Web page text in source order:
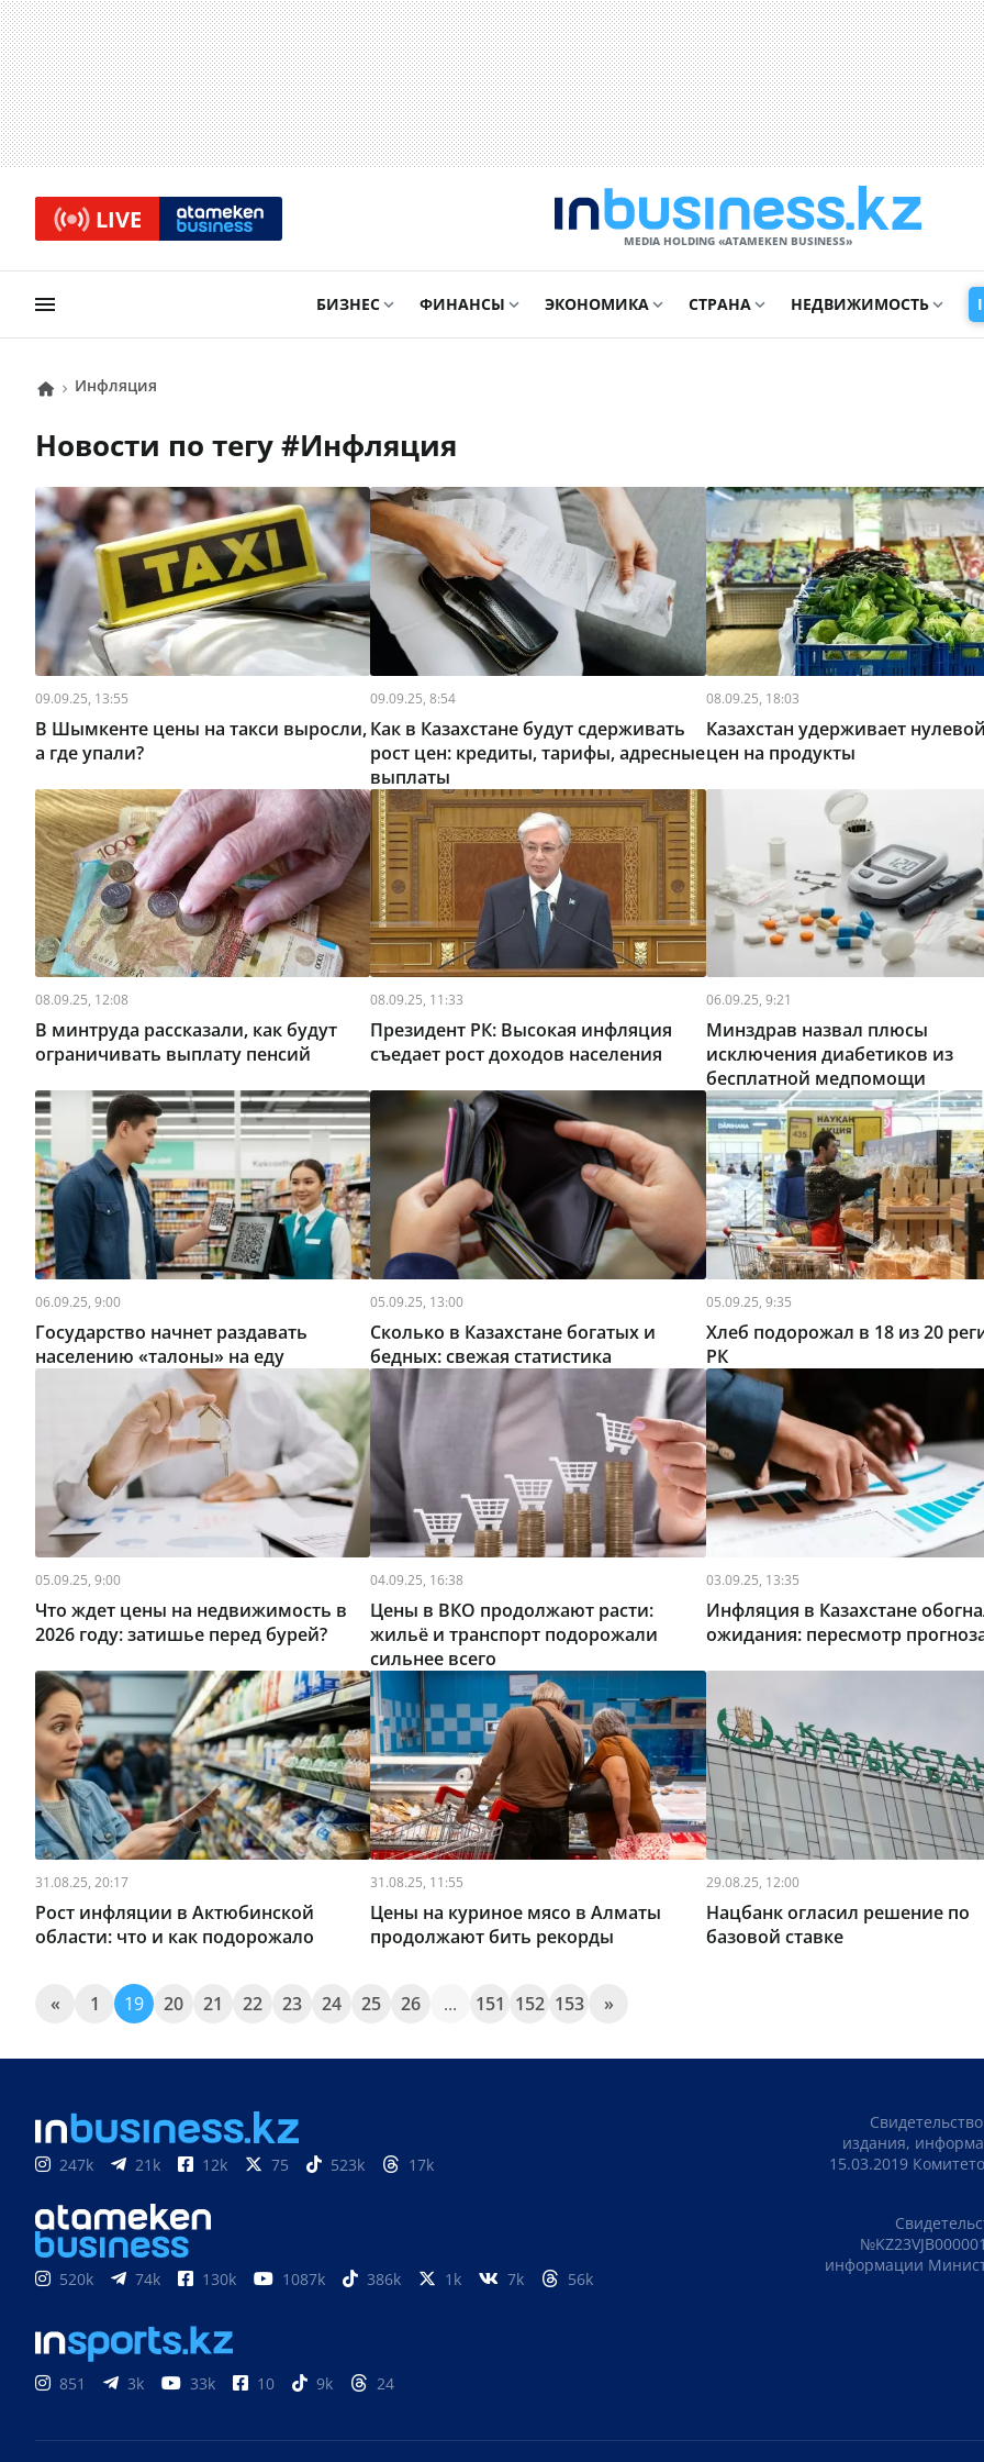
LIVE
MEDIA HOLDING «ATAMEKЕN BUSINESS»
БИЗНЕС ФИНАНСЫ ЭКОНОМИКА СТРАНА НЕДВИЖИМОСТЬ
Инфляция
Новости по тегу # Инфляция
09.09.25, 13:55
В Шымкенте цены на такси выросли,
а где упали?
09.09.25, 8:54
Как в Казахстане будут сдерживать
рост цен: кредиты, тарифы, адресные
выплаты
08.09.25, 18:03
Казахстан удерживает
цен на продукты
08.09.25, 12:08
В минтруда рассказали, как будут
ограничивать выплату пенсий
08.09.25, 11:33
Президент РК: Высокая инфляция
съедает рост доходов населения
06.09.25, 9:21
Минздрав назвал плюсы
исключения диабетиков из
бесплатной медпомощи
06.09.25, 9:00
Государство начнет раздавать
населению «талоны» на еду
05.09.25, 13:00
Сколько в Казахстане богатых и
бедных: свежая статистика
05.09.25, 9:35
Хлеб подорожал в 18 из 20
РК
05.09.25, 9:00
Что ждет цены на недвижимость в
2026 году: затишье перед бурей?
04.09.25, 16:38
Цены в ВКО продолжают расти:
жильё и транспорт подорожали
сильнее всего
03.09.25, 13:35
Инфляция в Казахстане
ожидания: пересмотр
31.08.25, 20:17
Рост инфляции в Актюбинской
области: что и как подорожало
31.08.25, 11:55
Цены на куриное мясо в Алматы
продолжают бить рекорды
29.08.25, 12:00
Нацбанк огласил решение по
базовой ставке
« 1 19 20 21 22 23 24 25 26 ... 151 152 153 »
247k 21k 12k 75 523k 17k
520k 74k 130k 1087k 386k 1k 7k 56k
851 3k 33k 10 9k 24
издания,
15.03.2019
информации